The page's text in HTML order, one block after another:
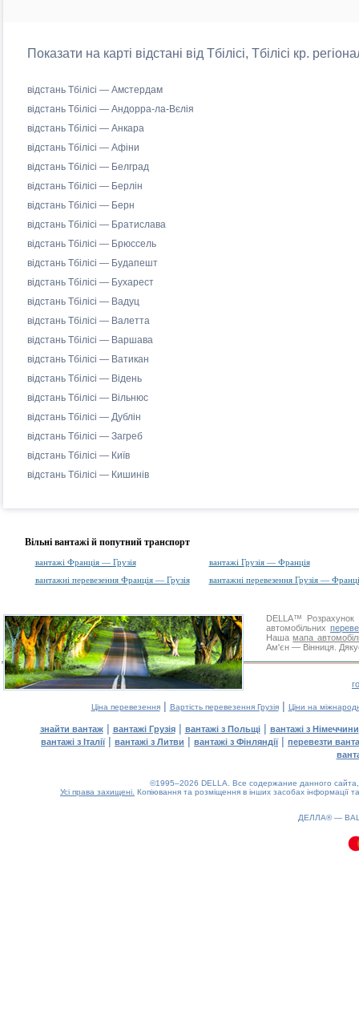
Показати на карті відстані від Тбілісі, Тбілісі кр.
відстань Тбілісі — Амстердам
відстань Тбілісі — Андорра-ла-Вєлія
відстань Тбілісі — Анкара
відстань Тбілісі — Афіни
відстань Тбілісі — Белград
відстань Тбілісі — Берлін
відстань Тбілісі — Берн
відстань Тбілісі — Братислава
відстань Тбілісі — Брюссель
відстань Тбілісі — Будапешт
відстань Тбілісі — Бухарест
відстань Тбілісі — Вадуц
відстань Тбілісі — Валетта
відстань Тбілісі — Варшава
відстань Тбілісі — Ватикан
відстань Тбілісі — Відень
відстань Тбілісі — Вільнюс
відстань Тбілісі — Дублін
відстань Тбілісі — Загреб
відстань Тбілісі — Київ
відстань Тбілісі — Кишинів
Вільні вантажі й попутний транспорт
вантажі Франція — Грузія
вантажі Грузія — Франція
вантажні перевезення Франція — Грузія
вантажні перевезення Грузія —
DELLA™ Розрахунок
автомобільних
Нашамапа
Ам'єн — Вінниця.
Ціна перевезення| Вартість перевезення Грузія| Ціни на
знайти вантаж| вантажі Грузія| вантажі з Польщі| вантажі з Німеччини
вантажі з Італії| вантажі з Литви | вантажі з Фінляндії| перевезти
©1995–2026 DELLA. Все содержание данного
Усі права захищені. Копіювання та розміщення в інших засобах інформації
ДЕЛЛА® —